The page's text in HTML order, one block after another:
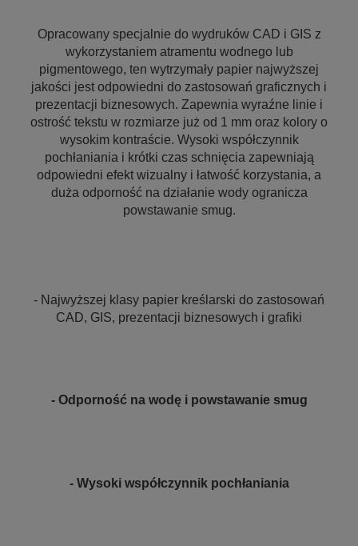
Opracowany specjalnie do wydruków CAD i GIS z
wykorzystaniem atramentu wodnego lub
pigmentowego, ten wytrzymały papier najwyższej
jakości jest odpowiedni do zastosowań graficznych i
prezentacji biznesowych. Zapewnia wyraźne linie i
ostrość tekstu w rozmiarze już od 1 mm oraz kolory o
wysokim kontraście. Wysoki współczynnik
pochłaniania i krótki czas schnięcia zapewniają
odpowiedni efekt wizualny i łatwość korzystania, a
duża odporność na działanie wody ogranicza
powstawanie smug.
- Najwyższej klasy papier kreślarski do zastosowań
CAD, GIS, prezentacji biznesowych i grafiki
- Odporność na wodę i powstawanie smug
- Wysoki współczynnik pochłaniania